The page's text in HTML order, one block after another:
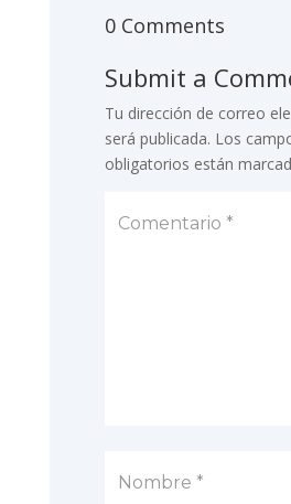
0 Comments
Submit a
Tu dirección de correo
será publicada. Los
obligatorios están